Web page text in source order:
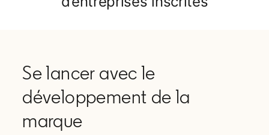
Se lancer avec le
développement de la
marque